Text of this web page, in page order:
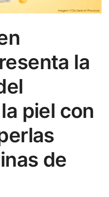
la
piel con
de